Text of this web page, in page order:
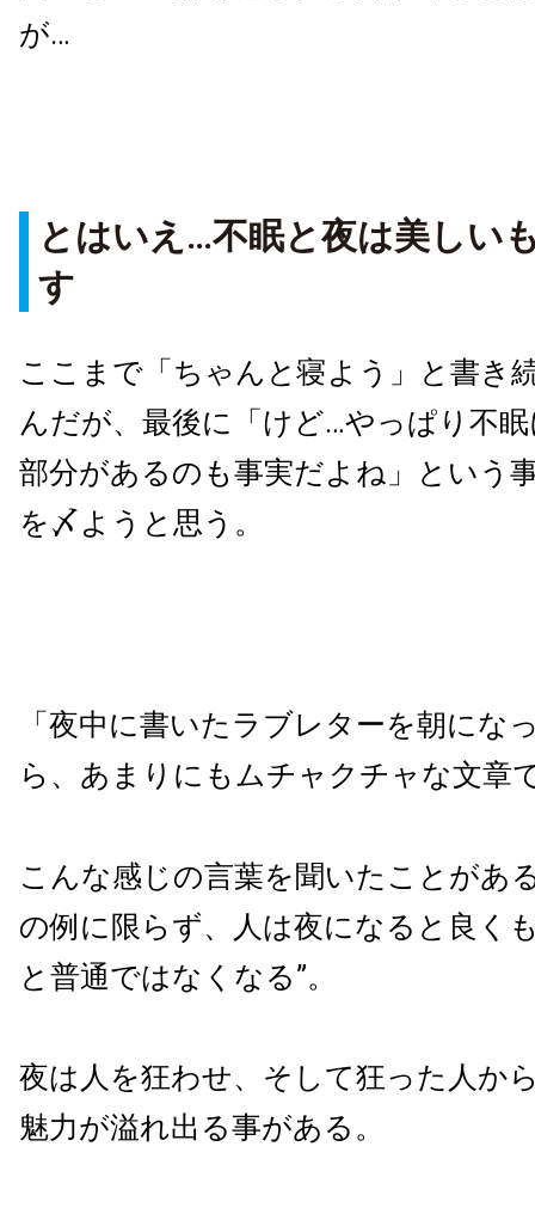
が…
とはいえ…不眠と夜は美しい
す
ここまで「ちゃんと寝よう」と書き
んだが、最後に「けど…やっぱり不
部分があるのも事実だよね」という
を〆ようと思う。
「夜中に書いたラブレターを朝にな
ら、あまりにもムチャクチャな文章
こんな感じの言葉を聞いたことがあ
の例に限らず、人は夜になると良く
と普通ではなくなる”。
夜は人を狂わせ、そして狂った人か
魅力が溢れ出る事がある。